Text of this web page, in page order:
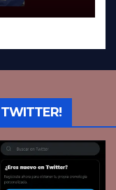
TWITTER!